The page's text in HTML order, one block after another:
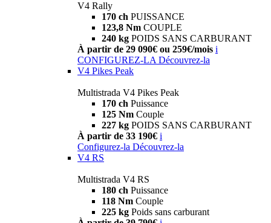
V4 Rally
170 ch PUISSANCE
123,8 Nm COUPLE
240 kg POIDS SANS CARBURANT
À partir de 29 090€ ou 259€/mois i
CONFIGUREZ-LA Découvrez-la
V4 Pikes Peak
Multistrada V4 Pikes Peak
170 ch Puissance
125 Nm Couple
227 kg POIDS SANS CARBURANT
À partir de 33 190€ i
Configurez-la Découvrez-la
V4 RS
Multistrada V4 RS
180 ch Puissance
118 Nm Couple
225 kg Poids sans carburant